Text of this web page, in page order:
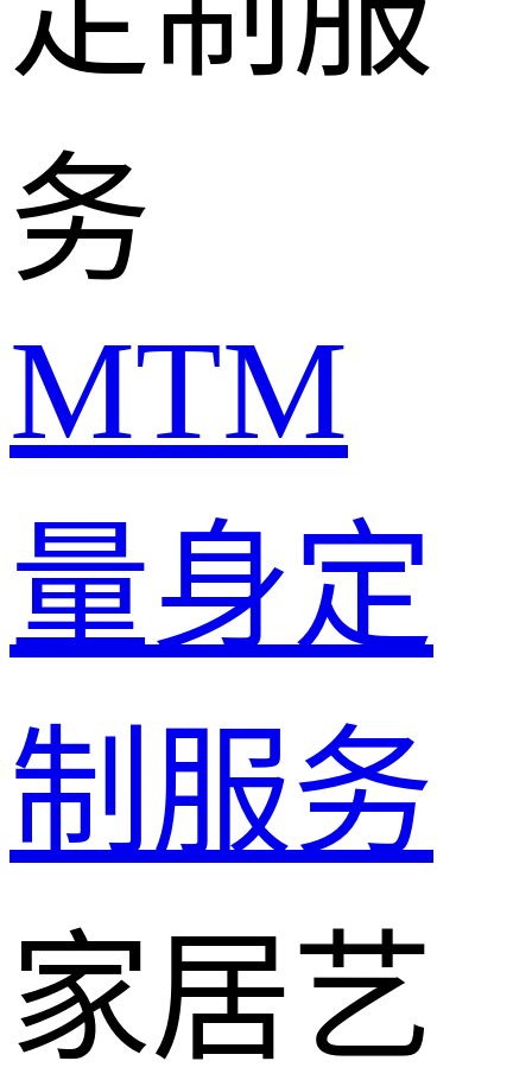
务
MTM
量身定
制服务
家居艺